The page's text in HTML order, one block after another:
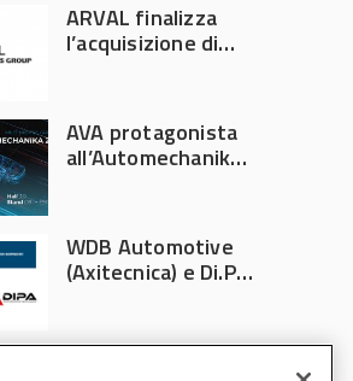
ARVAL finalizza
l’acquisizione di
AVA protagonista
all’Automechanika
WDB Automotive
(Axitecnica) e Di.Pa.